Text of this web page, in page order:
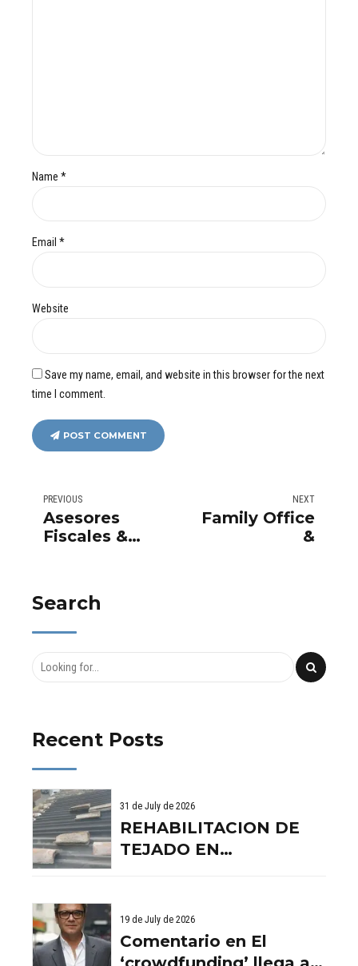
Name *
Email *
Website
Save my name, email, and website in this browser for the next
time I comment.
POST COMMENT
PREVIOUS
Asesores
Fiscales &
Tributaria
Activos Reales
| Aurema
NEXT
Family Office
&
Search
Recent Posts
31 de July de 2026
REHABILITACION DE
TEJADO EN
19 de July de 2026
Comentario en El